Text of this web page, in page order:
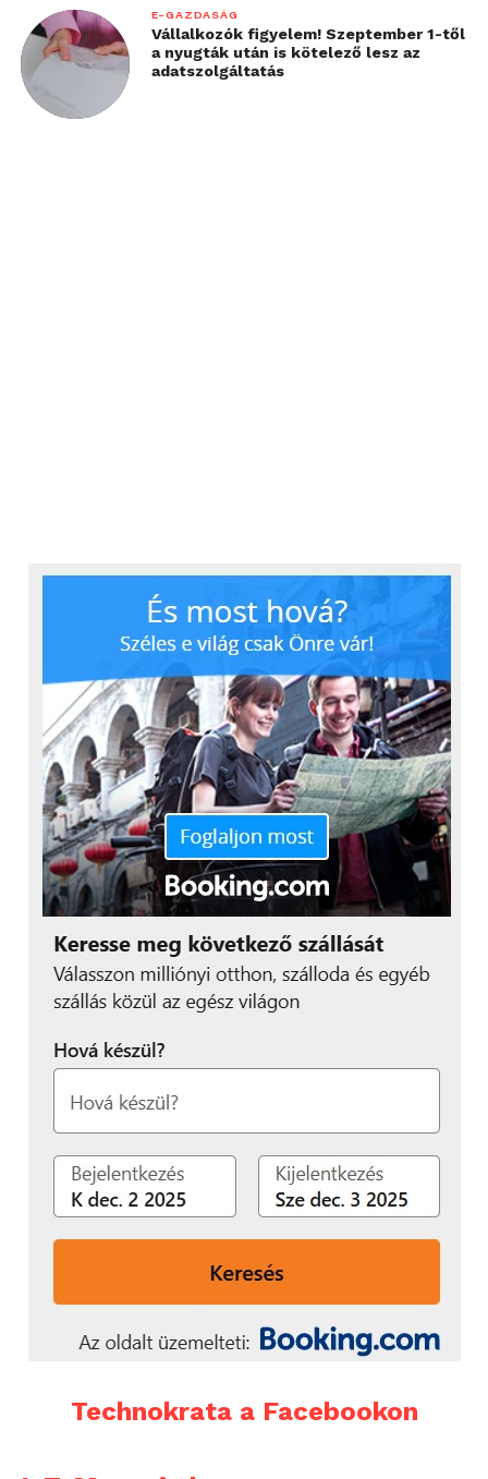
E-GAZDASÁG
Vállalkozók figyelem! Szeptember 1-től
a nyugták után is kötelező lesz az
adatszolgáltatás
Technokrata a Facebookon